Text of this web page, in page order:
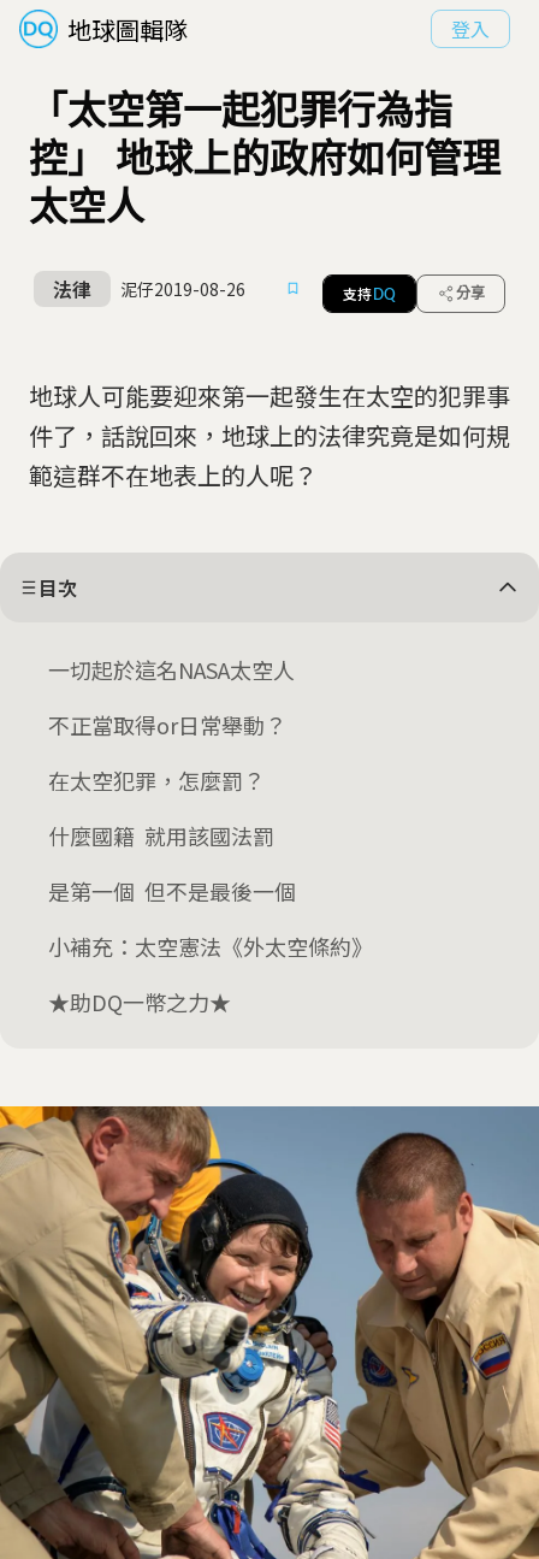
地球圖輯隊 登入
「太空第一起犯罪行為指
控」 地球上的政府如何管理
太空人
法律 泥仔2019-08-26 支持 DQ 分享
地球人可能要迎來第一起發生在太空的犯罪事
件了，話說回來，地球上的法律究竟是如何規
範這群不在地表上的人呢？
目次
一切起於這名NASA太空人
不正當取得or日常舉動？
在太空犯罪，怎麼罰？
什麼國籍 就用該國法罰
是第一個 但不是最後一個
小補充：太空憲法《外太空條約》
★助DQ一幣之力★